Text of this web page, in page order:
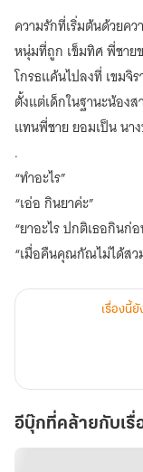
ความรักที่เริ่มต้นด้วยค
หนุ่มที่ถูก เข็มทิศ พี่ชาย
โกรธแค้นไปลงที่ เขมจิ
ตั้งแต่เด็กในฐานะน้อง
แทนพี่ชาย ยอมเป็น นา
.
“ทำอะไร”
“เอ่อ กินยาค่ะ”
“ยาอะไร ปกติเธอกินก่
“เมื่อคืนคุณกัณไม่ได้สว
“ดี อย่างน้อยก็มีสมองคิ
“เขมไม่เคยคิดจะท้อง
“เป็นแค่นางบำเรอ ต่
“คุณกัณ” เธอตกใจแทบไ
เชียวหรือ
“ฉันเกลียดพวกกะล่อน
เรื่องนี้
อีบุ๊กที่คล้ายกับเรื่